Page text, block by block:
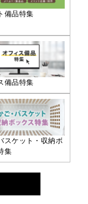
備品特集
備品特集
スケット・収納ボ
集